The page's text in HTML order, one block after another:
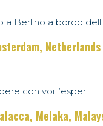
Berlino a bordo
Netherlands
con voi l’esperi...
Melaka,